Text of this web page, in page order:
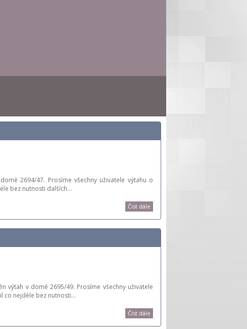
2694/47. Prosíme všechny uživatele výtahu o
bez nutnosti dalších…
Číst dále
výtah v domě 2695/49. Prosíme všechny uživatele
co nejdéle bez nutnosti…
Číst dále